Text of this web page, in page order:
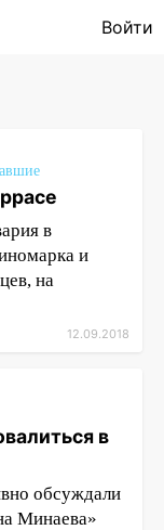
Войти
в
и
на
12.09.2018
в
обсуждали
Минаева»